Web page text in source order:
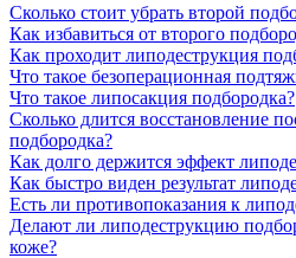
Сколько стоит убрать второй
Как избавиться от второго
Как проходит липодеструкция
Что такое безоперационная
Что такое липосакция подбородка?
Сколько длится восстановление
подбородка?
Как долго держится эффект
Как быстро виден результат
Есть ли противопоказания к
Делают ли липодеструкцию
коже?